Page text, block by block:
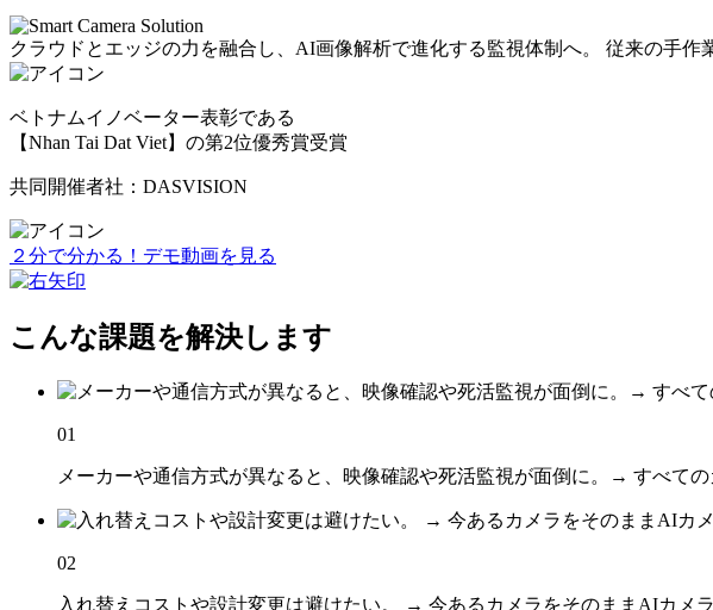
クラウドとエッジの力を融合し、AI画像解析で進化する監視体制へ。 従来の手
ベトナムイノベーター表彰である
【Nhan Tai Dat Viet】の第2位優秀賞受賞
共同開催者社：DASVISION
２分で分かる！デモ動画を見る
こんな課題を解決します
01
メーカーや通信方式が異なると、映像確認や死活監視が面倒に。→ すべての
02
入れ替えコストや設計変更は避けたい。 → 今あるカメラをそのままAIカメラ